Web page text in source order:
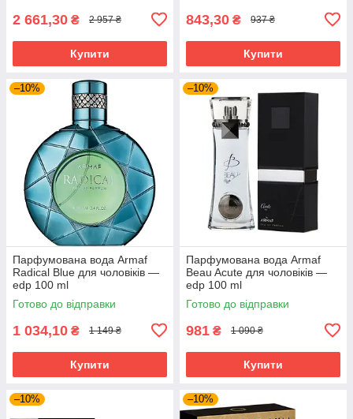
2 661,30 ₴ 2 957 ₴
Купити
843,30 ₴ 937 ₴
Купити
–10%
Парфумована вода Armaf
Radical Blue для чоловіків —
edp 100 ml
Готово до відправки
1 034,10 ₴ 1 149 ₴
Купити
–10%
Парфумована вода Armaf
Beau Acute для чоловіків —
edp 100 ml
Готово до відправки
981 ₴ 1 090 ₴
Купити
–10% –10%